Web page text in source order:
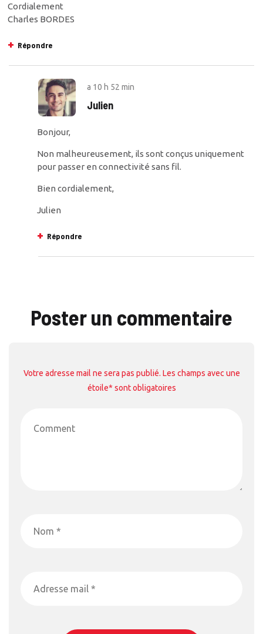
Cordialement
Charles BORDES
Répondre
a 10 h 52 min
Julien
Bonjour,
Non malheureusement, ils sont conçus uniquement
pour passer en connectivité sans fil.
Bien cordialement,
Julien
Répondre
Poster un commentaire
Votre adresse mail ne sera pas publié. Les champs avec une
étoile* sont obligatoires